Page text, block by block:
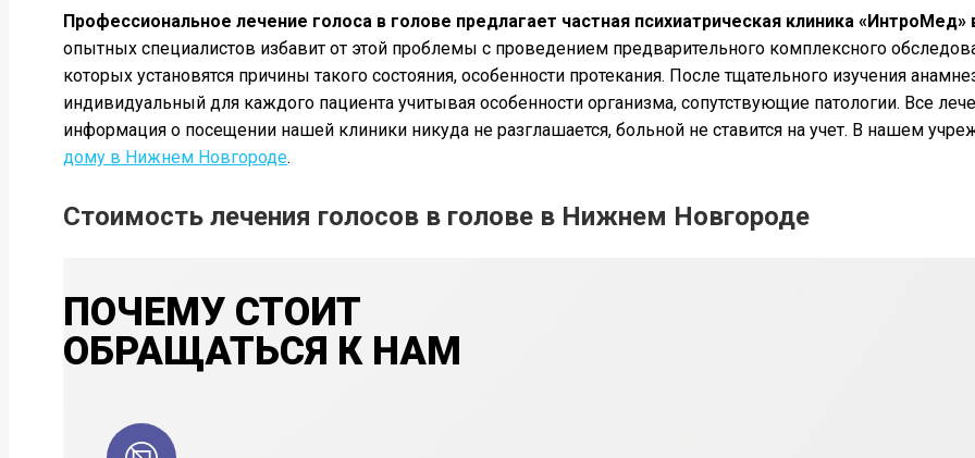
Профессиональное лечение голоса в голове предлагает частная психиатрическая клиника
опытных специалистов избавит от этой проблемы с проведением предварительного комплексного
которых установятся причины такого состояния, особенности протекания. После тщательного изучения
индивидуальный для каждого пациента учитывая особенности организма, сопутствующие патологии. Все
информация о посещении нашей клиники никуда не разглашается, больной не ставится на учет. В нашем
дому в Нижнем Новгороде.
Стоимость лечения голосов в голове в Нижнем Новгороде
ПОЧЕМУ СТОИТ
ОБРАЩАТЬСЯ К НАМ